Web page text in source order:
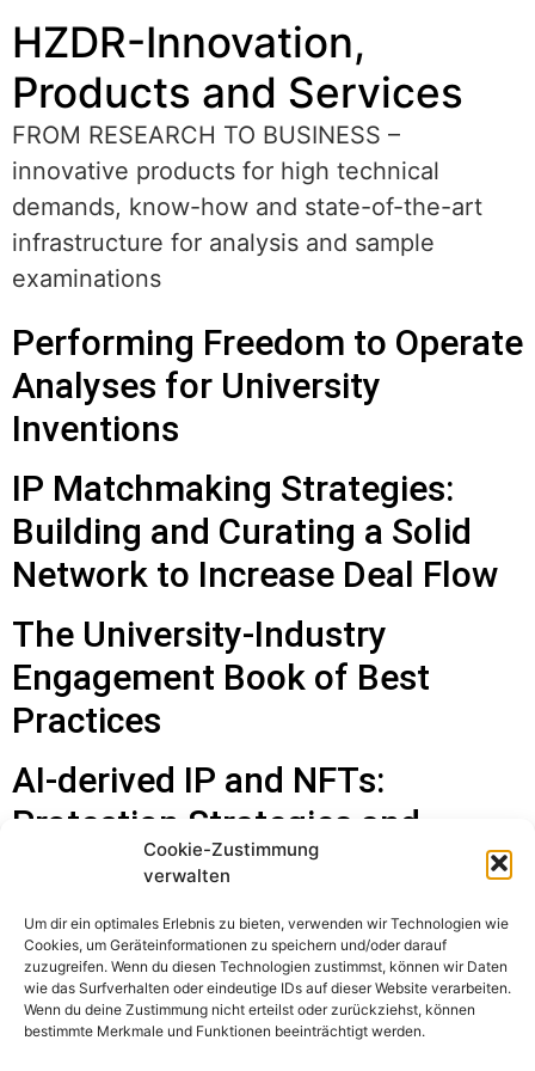
Cookie-Zustimmung
verwalten
Um dir ein optimales Erlebnis zu bieten, verwenden wir Technologien wie
Cookies, um Geräteinformationen zu speichern und/oder darauf
zuzugreifen. Wenn du diesen Technologien zustimmst, können wir Daten
wie das Surfverhalten oder eindeutige IDs auf dieser Website verarbeiten.
Wenn du deine Zustimmung nicht erteilst oder zurückziehst, können
bestimmte Merkmale und Funktionen beeinträchtigt werden.
HZDR-Innovation,
Products and Services
FROM RESEARCH TO BUSINESS –
innovative products for high technical
demands, know-how and state-of-the-art
infrastructure for analysis and sample
examinations
Performing Freedom to Operate
Analyses for University
Inventions
IP Matchmaking Strategies:
Building and Curating a Solid
Network to Increase Deal Flow
The University-Industry
Engagement Book of Best
Practices
AI-derived IP and NFTs:
Protection Strategies and
Licensing Considerations
Equity Terms and Distribution in
University Start-Ups: A Best
Practice Collection